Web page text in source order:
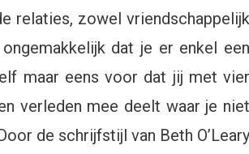
relaties, zowel vriendschappelijk
dat je er enkel een
maar eens voor dat jij met vier
verleden mee deelt waar je niet
de schrijfstijl van Beth O’Leary